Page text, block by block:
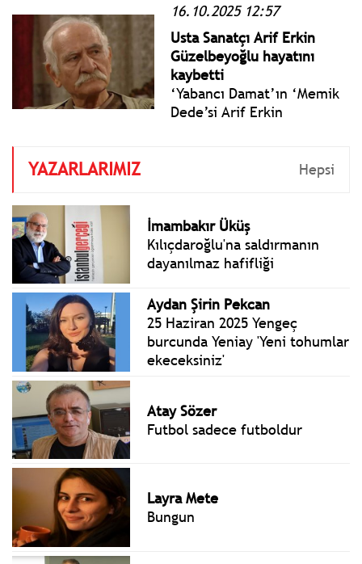
müzisyen Arif Erkin
Güzelbeyoğlu, 18 Ekim
Cumartesi günü son
yolculuğuna uğurlanacak.
16.10.2025 12:57
Usta Sanatçı Arif Erkin
Güzelbeyoğlu hayatını
kaybetti
‘Yabancı Damat’ın ‘Memik
Dede’si Arif Erkin
yaşında hayata gözlerini
YAZARLARIMIZ Hepsi
İmambakır Üküş
Kılıçdaroğlu'na saldırmanın
dayanılmaz hafifliği
Aydan Şirin Pekcan
25 Haziran 2025 Yengeç
burcunda Yeniay 'Yeni tohumlar
ekeceksiniz'
Atay Sözer
Futbol sadece futboldur
Layra Mete
Bungun